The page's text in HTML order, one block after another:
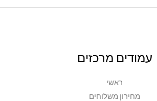
עמודים מרכזים
ראשי
מחירון משלוחים